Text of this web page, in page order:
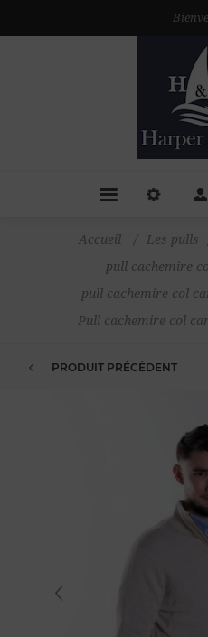
Accueil / Les pulls
pull cachemire
pull cachemire col
Pull cachemire col
PRODUIT PRÉCÉDENT